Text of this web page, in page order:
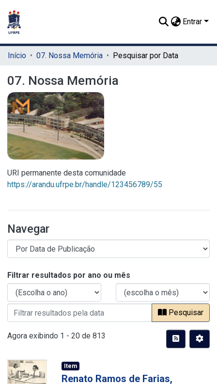
Entrar
Início 07. Nossa Memória Pesquisar por Data
07. Nossa Memória
URI permanente desta comunidade
https://arandu.ufrpe.br/handle/123456789/55
Navegar
Filtrar resultados por ano ou mês
Pesquisar
Agora exibindo 1 - 20 de 813
Item
Renato Ramos de Farias,